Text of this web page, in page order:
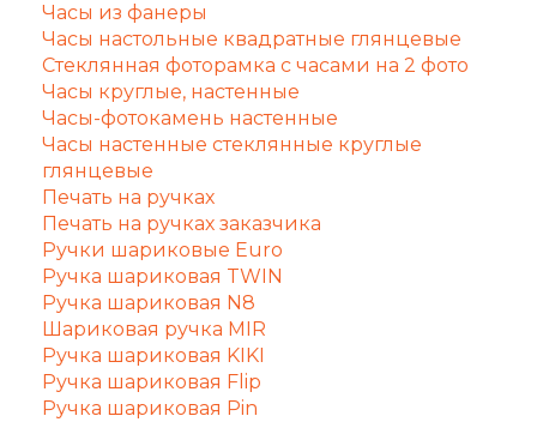
Часы из фанеры
Часы настольные квадратные глянцевые
Стеклянная фоторамка с часами на 2 фото
Часы круглые, настенные
Часы-фотокамень настенные
Часы настенные стеклянные круглые
глянцевые
Печать на ручках
Печать на ручках заказчика
Ручки шариковые Euro
Ручка шариковая TWIN
Ручка шариковая N8
Шариковая ручка MIR
Ручка шариковая KIKI
Ручка шариковая Flip
Ручка шариковая Pin